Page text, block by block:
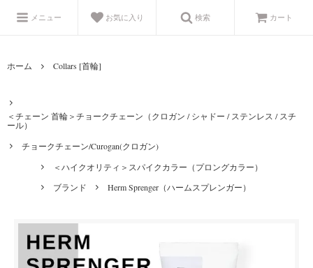
メニュー お気に入り 検索 カート
ホーム Collars [首輪]
＜チェーン 首輪＞チョークチェーン（クロガン / シャドー / ステンレス / スチ
ール）
チョークチェーン/Curogan(クロガン)
＜ハイクオリティ＞スパイクカラー（プロングカラー）
ブランド
Herm Sprenger（ハームスプレンガー）